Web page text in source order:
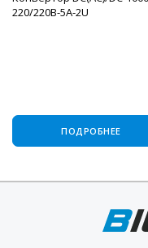
220/220B-5A-2U
ПОДРОБНЕЕ